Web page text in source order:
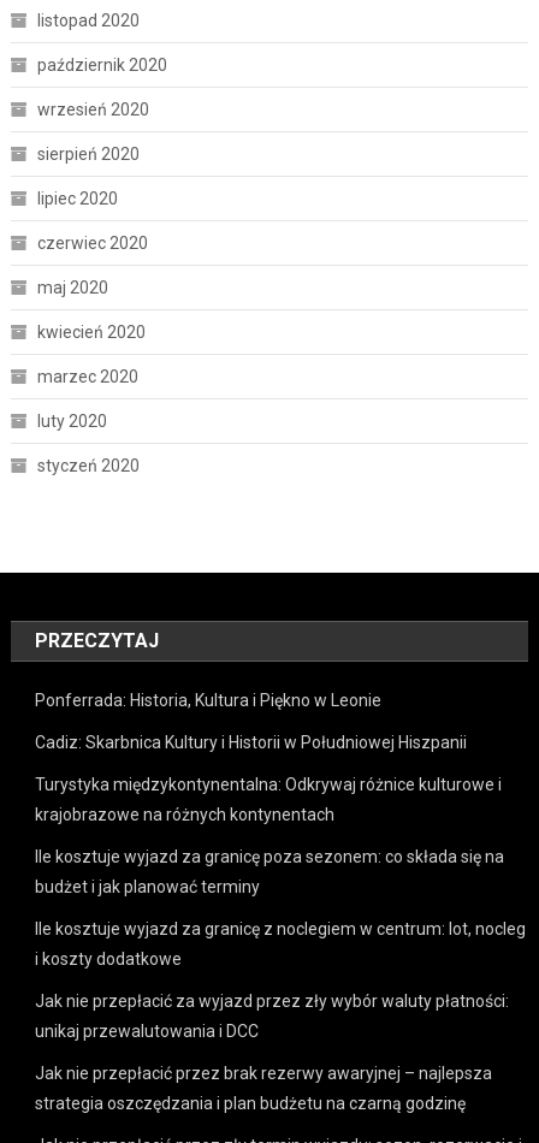
listopad 2020
październik 2020
wrzesień 2020
sierpień 2020
lipiec 2020
czerwiec 2020
maj 2020
kwiecień 2020
marzec 2020
luty 2020
styczeń 2020
PRZECZYTAJ
Ponferrada: Historia, Kultura i Piękno w Leonie
Cadiz: Skarbnica Kultury i Historii w Południowej Hiszpanii
Turystyka międzykontynentalna: Odkrywaj różnice kulturowe i
krajobrazowe na różnych kontynentach
Ile kosztuje wyjazd za granicę poza sezonem: co składa się na
budżet i jak planować terminy
Ile kosztuje wyjazd za granicę z noclegiem w centrum: lot, nocleg
i koszty dodatkowe
Jak nie przepłacić za wyjazd przez zły wybór waluty płatności:
unikaj przewalutowania i DCC
Jak nie przepłacić przez brak rezerwy awaryjnej – najlepsza
strategia oszczędzania i plan budżetu na czarną godzinę